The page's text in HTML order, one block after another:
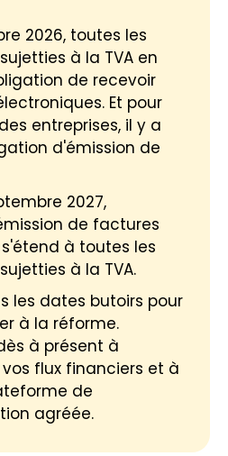
2026, toutes les
à la TVA en
de recevoir
Et pour
entreprises, il y a
d'émission de
2027,
de factures
à toutes les
à la TVA.
les dates butoirs pour
à la réforme.
à présent à
flux financiers et à
de
agréée.